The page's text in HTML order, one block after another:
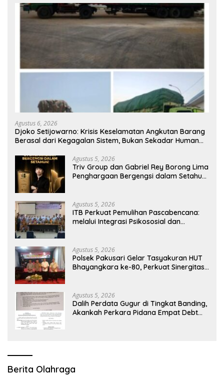
Agustus 6, 2026
Djoko Setijowarno: Krisis Keselamatan Angkutan Barang
Berasal dari Kegagalan Sistem, Bukan Sekadar Human
Agustus 5, 2026
Triv Group dan Gabriel Rey Borong Lima
Penghargaan Bergengsi dalam Setahun,
Agustus 5, 2026
ITB Perkuat Pemulihan Pascabencana:
melalui Integrasi Psikososial dan
Agustus 5, 2026
Polsek Pakusari Gelar Tasyakuran HUT
Bhayangkara ke-80, Perkuat Sinergitas
Agustus 5, 2026
Dalih Perdata Gugur di Tingkat Banding,
Akankah Perkara Pidana Empat Debt
Berita Olahraga